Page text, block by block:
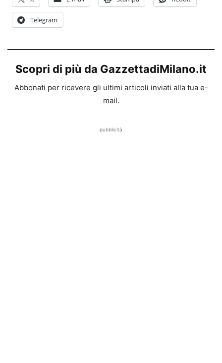
Telegram
Scopri di più da GazzettadiMilano.it
Abbonati per ricevere gli ultimi articoli inviati alla tua e-
mail.
pubblicità